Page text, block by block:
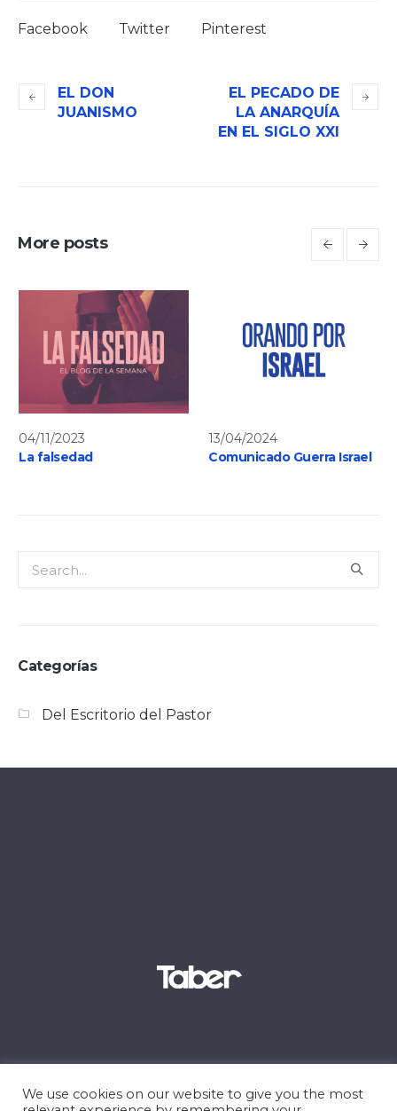
Facebook Twitter Pinterest
EL DON
JUANISMO
EL PECADO DE
LA ANARQUÍA
EN EL SIGLO XXI
More posts
04/11/2023
La falsedad
13/04/2024
Comunicado Guerra Israel
Categorías
Del Escritorio del Pastor
We use cookies on our website to give you the most